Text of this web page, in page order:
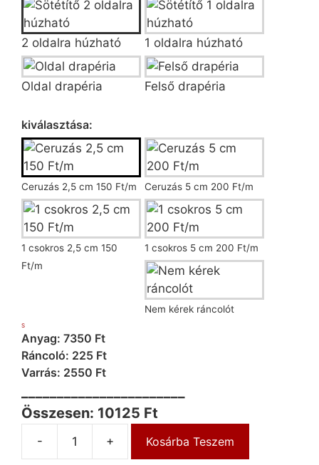
2 oldalra húzható 1 oldalra húzható
Oldal drapéria
Felső drapéria
kiválasztása:
Ceruzás 2,5 cm 150 Ft/m Ceruzás 5 cm 200 Ft/m
1 csokros 2,5 cm 150
Ft/m
1 csokros 5 cm 200 Ft/m
Nem kérek ráncolót
S
Anyag: 7350 Ft
Ráncoló: 225 Ft
Varrás: 2550 Ft
Összesen: 10125 Ft
- + Kosárba Teszem